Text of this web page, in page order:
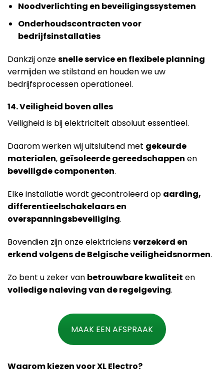
Noodverlichting en beveiligingssystemen
Onderhoudscontracten voor
bedrijfsinstallaties
Dankzij onzesnelle service en flexibele planning
vermijden we stilstand en houden we uw
bedrijfsprocessen operationeel.
14. Veiligheid boven alles
Veiligheid is bij elektriciteit absoluut essentieel.
Daarom werken wij uitsluitend met gekeurde
materialen, geïsoleerde gereedschappen en
beveiligde componenten.
Elke installatie wordt gecontroleerd op aarding,
differentieelschakelaars en
overspanningsbeveiliging.
Bovendien zijn onze elektriciensverzekerd en
erkend volgens de Belgische veiligheidsnormen.
Zo bent u zeker van betrouwbare kwaliteit en
volledige naleving van de regelgeving.
MAAK EEN AFSPRAAK
Waarom kiezen voor XL Electro?